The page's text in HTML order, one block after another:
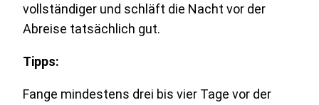
vollständiger und schläft die Nacht vor der
Abreise tatsächlich gut.
Tipps:
Fange mindestens drei bis vier Tage vor der